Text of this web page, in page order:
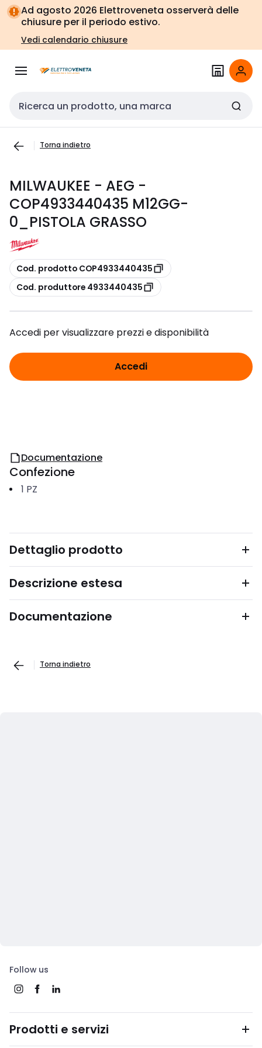
Vai alla
navigazione
Vai
alla
pagina
Ad agosto 2026 Elettroveneta osserverà delle
chiusure per il periodo estivo.
Vedi calendario chiusure
Cerca input
Torna indietro
MILWAUKEE - AEG -
COP4933440435 M12GG-
0_PISTOLA GRASSO
copia
Cod. prodotto COP4933440435
copia
Cod. produttore 4933440435
Accedi per visualizzare prezzi e disponibilità
Accedi
Documentazione
Confezione
1 PZ
Dettaglio prodotto
Descrizione estesa
Documentazione
Torna indietro
Follow us
Prodotti e servizi